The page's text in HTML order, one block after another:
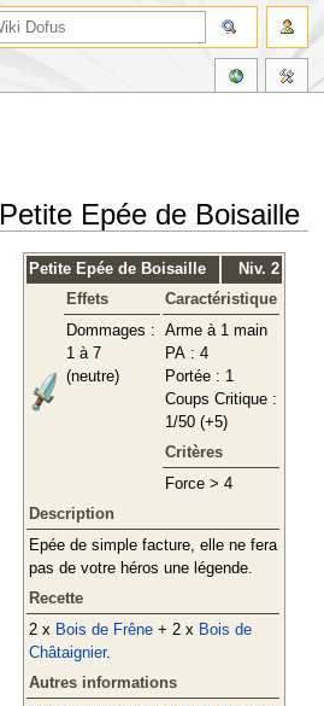
Petite Epée de Boisaille
Petite Epée de Boisaille
Niv. 2
Effets
Caractéristique
Dommages :
1 à 7
(neutre)
Arme à 1 main
PA : 4
Portée : 1
Coups Critique :
1/50 (+5)
Critères
Force > 4
Description
Epée de simple facture, elle ne fera
pas de votre héros une légende.
Recette
2 x Bois de Frêne+ 2 x Bois de
Châtaignier.
Autres informations